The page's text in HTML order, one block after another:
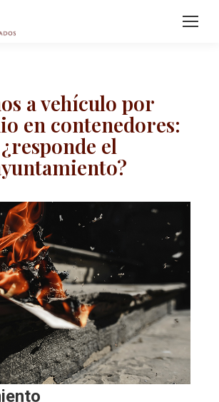
a vehículo por
en contenedores:
¿responde el